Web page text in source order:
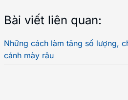
Bài viết liên quan:
Những cách làm tăng số lượng,
cánh mày râu